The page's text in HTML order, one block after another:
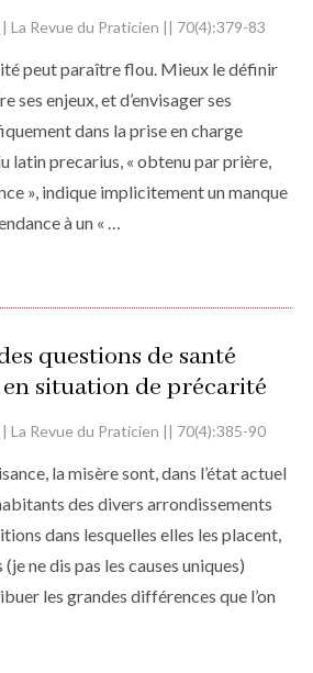
La Revue du Praticien || 70(4):379-83
peut paraître flou. Mieux le définir
ses enjeux, et d’envisager ses
dans la prise en charge
latin precarius, « obtenu par prière,
», indique implicitement un manque
à un « …
questions de santé
situation de précarité
La Revue du Praticien || 70(4):385-90
la misère sont, dans l’état actuel
des divers arrondissements
dans lesquelles elles les placent,
ne dis pas les causes uniques)
les grandes différences que l’on